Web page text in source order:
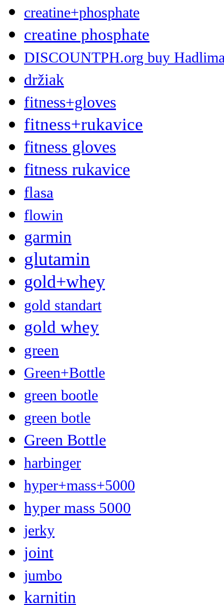
creatine+phosphate
creatine phosphate
DISCOUNTPH.org buy
držiak
fitness+gloves
fitness+rukavice
fitness gloves
fitness rukavice
flasa
flowin
garmin
glutamin
gold+whey
gold standart
gold whey
green
Green+Bottle
green bootle
green botle
Green Bottle
harbinger
hyper+mass+5000
hyper mass 5000
jerky
joint
jumbo
karnitin